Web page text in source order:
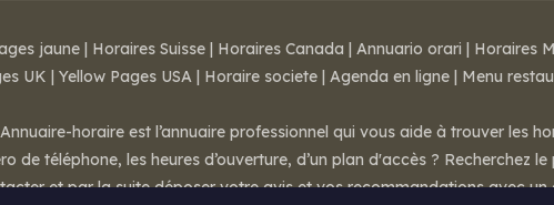
jaune | Horaires Suisse | Horaires Canada | Annuario orari | Horaires
UK | Yellow Pages USA | Horaire societe | Agenda en ligne | Menu
horaire est l’annuaire professionnel qui vous aide à trouver les
de téléphone, les heures d’ouverture, d’un plan d'accès ?
et par la suite déposer votre avis et vos recommandations avec